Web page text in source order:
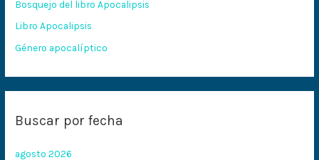
r
:
Bosquejo del libro Apocalipsis
Libro Apocalipsis
Género apocalíptico
Buscar por fecha
agosto 2026